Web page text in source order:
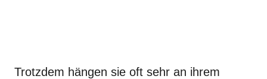
Trotzdem hängen sie oft sehr an ihrem